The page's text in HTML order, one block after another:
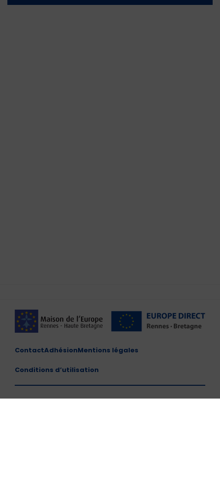
ContactAdhésionMentions légales
Conditions d’utilisation